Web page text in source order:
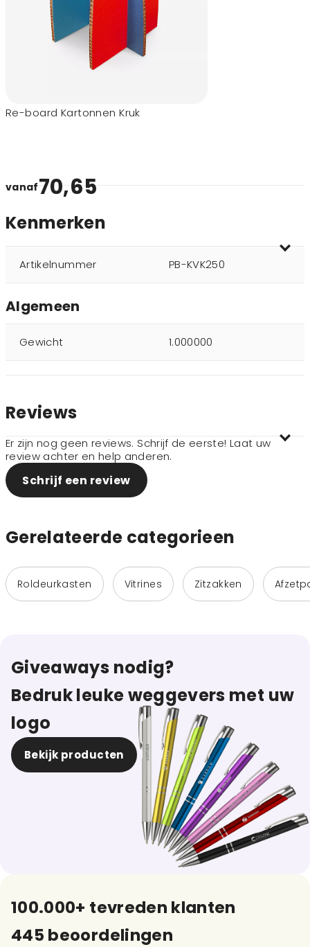
Re-board Kartonnen Kruk
vanaf70,65
Kenmerken
Artikelnummer PB-KVK250
Algemeen
Gewicht 1.000000
Reviews
Er zijn nog geen reviews. Schrijf de eerste! Laat uw
review achter en help anderen.
Schrijf een review
Gerelateerde categorieen
Roldeurkasten Vitrines Zitzakken
Giveaways nodig?
Bedruk leuke weggevers met uw
logo
Bekijk producten
100.000+ tevreden klanten
445 beoordelingen